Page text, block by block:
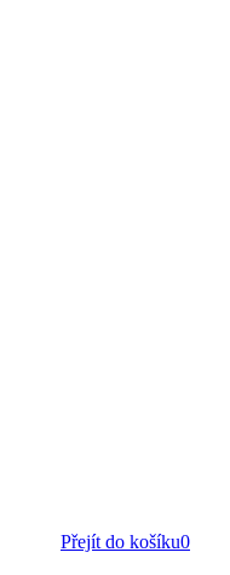
Přejít do košíku0